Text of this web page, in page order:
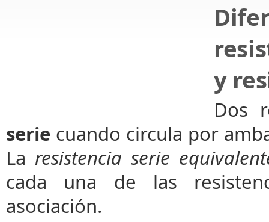
y
Dos
serie cuando circula por
La resistencia serie
cada una de las
asociación.